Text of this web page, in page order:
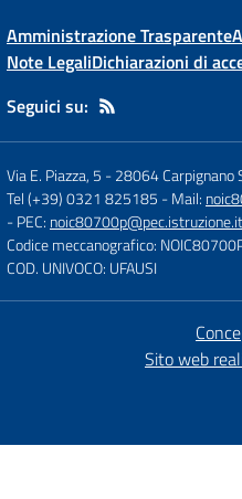
Amministrazione Trasparente
Note LegaliDichiarazioni di
Seguici su:
Via E. Piazza, 5 -28064 Carpignano
Tel (+39) 0321 825185 - Mail:
- PEC: noic80700p@pec.istruzione.it
Codice meccanografico:
COD. UNIVOCO: UFAUSI
Sito web